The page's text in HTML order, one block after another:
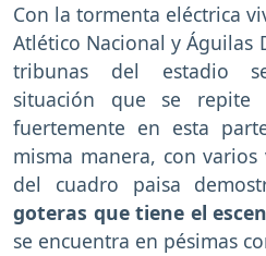
Con la tormenta eléctrica
Atlético Nacional y Águilas
tribunas del estadio
situación que se repite
fuertemente en esta
misma manera, con
del cuadro paisa
goteras que tiene el
se encuentra en pésimas